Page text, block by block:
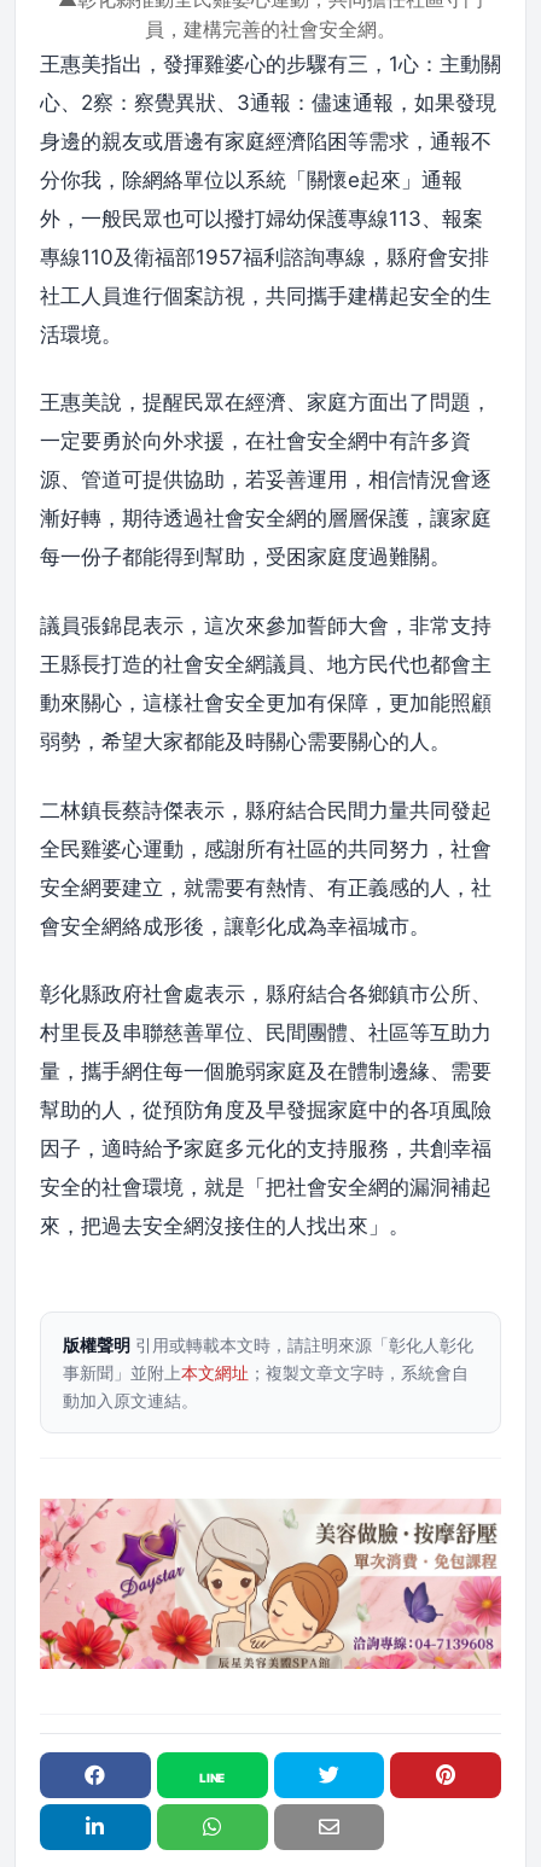
員，建構完善的社會安全網。
王惠美指出，發揮雞婆心的步驟有三，1心：主動關
心、2察：察覺異狀、3通報：儘速通報，如果發現
身邊的親友或厝邊有家庭經濟陷困等需求，通報不
分你我，除網絡單位以系統「關懷e起來」通報
外，一般民眾也可以撥打婦幼保護專線113、報案
專線110及衛福部1957福利諮詢專線，縣府會安排
社工人員進行個案訪視，共同攜手建構起安全的生
活環境。
王惠美說，提醒民眾在經濟、家庭方面出了問題，
一定要勇於向外求援，在社會安全網中有許多資
源、管道可提供協助，若妥善運用，相信情況會逐
漸好轉，期待透過社會安全網的層層保護，讓家庭
每一份子都能得到幫助，受困家庭度過難關。
議員張錦昆表示，這次來參加誓師大會，非常支持
王縣長打造的社會安全網議員、地方民代也都會主
動來關心，這樣社會安全更加有保障，更加能照顧
弱勢，希望大家都能及時關心需要關心的人。
二林鎮長蔡詩傑表示，縣府結合民間力量共同發起
全民雞婆心運動，感謝所有社區的共同努力，社會
安全網要建立，就需要有熱情、有正義感的人，社
會安全網絡成形後，讓彰化成為幸福城市。
彰化縣政府社會處表示，縣府結合各鄉鎮市公所、
村里長及串聯慈善單位、民間團體、社區等互助力
量，攜手網住每一個脆弱家庭及在體制邊緣、需要
幫助的人，從預防角度及早發掘家庭中的各項風險
因子，適時給予家庭多元化的支持服務，共創幸福
安全的社會環境，就是「把社會安全網的漏洞補起
來，把過去安全網沒接住的人找出來」。
版權聲明 引用或轉載本文時，請註明來源「彰化人彰化
事新聞」並附上本文網址 ；複製文章文字時，系統會自
動加入原文連結。